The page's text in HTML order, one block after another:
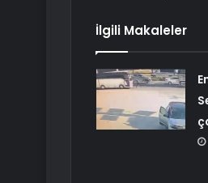
İlgili Makaleler